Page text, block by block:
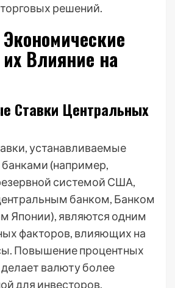
решений.
Влияние на
Ставки Центральных
устанавливаемые
(например,
системой США,
банком, Банком
Японии), являются одним
факторов, влияющих на
Повышение процентных
валюту более
для инвесторов,